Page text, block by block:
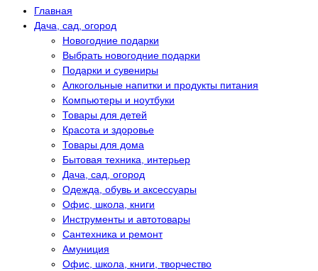
Главная
Дача, сад, огород
Новогодние подарки
Выбрать новогодние подарки
Подарки и сувениры
Алкогольные напитки и продукты питания
Компьютеры и ноутбуки
Товары для детей
Красота и здоровье
Товары для дома
Бытовая техника, интерьер
Дача, сад, огород
Одежда, обувь и аксессуары
Офис, школа, книги
Инструменты и автотовары
Сантехника и ремонт
Амуниция
Офис, школа, книги, творчество